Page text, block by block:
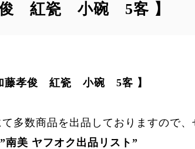
俊 紅瓷 小碗 5客 】
藤孝俊 紅瓷 小碗 5客 】
多数商品を出品しておりますので、
”南美 ヤフオク出品リスト ”